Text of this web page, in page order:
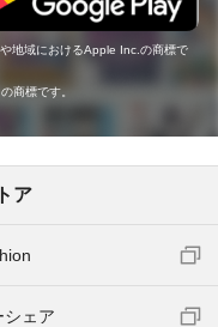
地域におけるApple Inc.の商標で
商標です。
ア
シェア